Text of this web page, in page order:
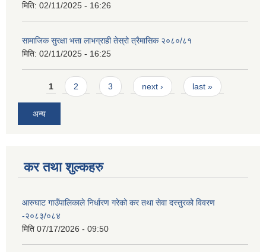
मिति: 02/11/2025 - 16:26
सामाजिक सुरक्षा भत्ता लाभग्राही तेस्रो त्रैमासिक २०८०/८१
मिति: 02/11/2025 - 16:25
Pages
1 2 3 next › last »
अन्य
कर तथा शुल्कहरु
आरुघाट गाउँपालिकाले निर्धारण गरेको कर तथा सेवा दस्तुरको विवरण
-२०८३/०८४
मिति 07/17/2026 - 09:50